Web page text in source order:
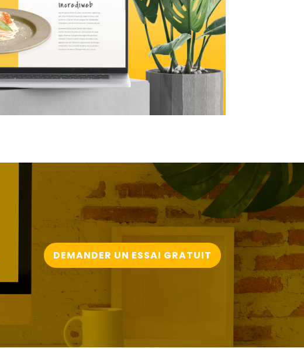
DEMANDER UN ESSAI GRATUIT